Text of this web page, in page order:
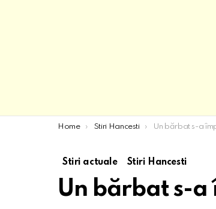
You are here:
Home Stiri Hancesti Un bărbat s-a
Stiri actuale Stiri Hancesti
Un bărbat s-a